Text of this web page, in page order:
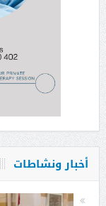
أخبار ونشاطات